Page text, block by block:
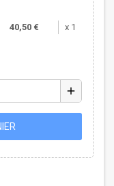
40,50 € x 1
add